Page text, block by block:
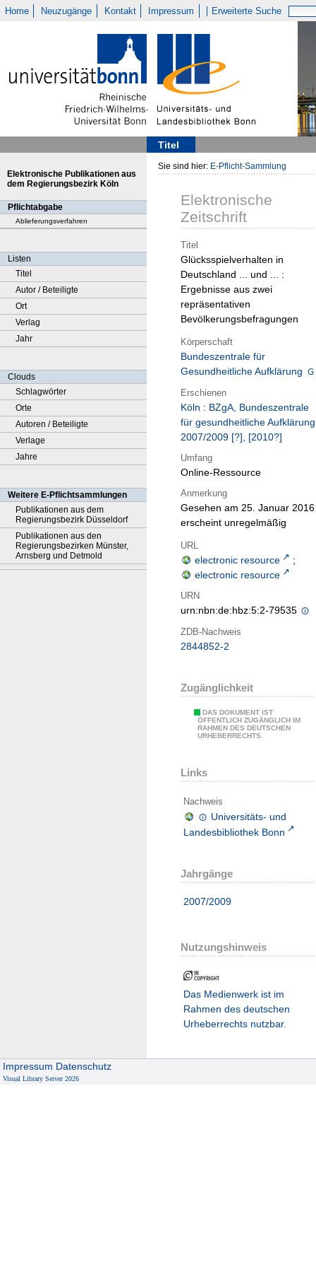
Home Neuzugänge Kontakt Impressum Erweiterte Suche
Titel
Elektronische Publikationen aus
dem Regierungsbezirk Köln
Pflichtabgabe
Ablieferungsverfahren
Listen
Titel
Autor / Beteiligte
Ort
Verlag
Jahr
Clouds
Schlagwörter
Orte
Autoren / Beteiligte
Verlage
Jahre
Weitere E-Pflichtsammlungen
Publikationen aus dem
Regierungsbezirk Düsseldorf
Publikationen aus den
Regierungsbezirken Münster,
Arnsberg und Detmold
Sie sind hier: E-Pflicht-Sammlung
Elektronische
Zeitschrift
Titel
Glücksspielverhalten in
Deutschland ... und ... :
Ergebnisse aus zwei
repräsentativen
Bevölkerungsbefragungen
Körperschaft
Bundeszentrale für
Gesundheitliche Aufklärung
Erschienen
Köln : BZgA, Bundeszentrale
für gesundheitliche Aufklärung
2007/2009 [?], [2010?]
Umfang
Online-Ressource
Anmerkung
Gesehen am 25. Januar
erscheint unregelmäßig
URL
electronic resource
;
electronic resource
URN
urn:nbn:de:hbz:5:2-79535
ZDB-Nachweis
2844852-2
Zugänglichkeit
DAS DOKUMENT IST
ÖFFENTLICH ZUGÄNGLICH IM
RAHMEN DES DEUTSCHEN
URHEBERRECHTS.
Links
Nachweis
Universitäts- und
Landesbibliothek Bonn
Jahrgänge
2007/2009
Nutzungshinweis
Das Medienwerk ist im
Rahmen des deutschen
Urheberrechts nutzbar.
Impressum Datenschutz
Visual Library Server 2026